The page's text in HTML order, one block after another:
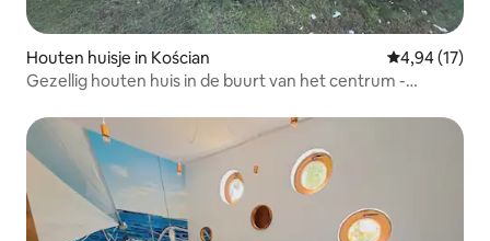
Houten huisje in Kościan Gemiddelde
4,94 (17)
Gezellig houten huis in de buurt van het centrum -